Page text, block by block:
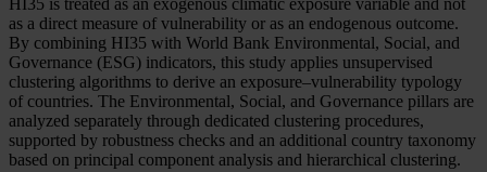
as a direct measure of vulnerability or as an endogenous outcome.
By combining HI35 with World Bank Environmental, Social, and
Governance (ESG) indicators, this study applies unsupervised
clustering algorithms to derive an exposure–vulnerability typology
of countries. The Environmental, Social, and Governance pillars are
analyzed separately through dedicated clustering procedures,
supported by robustness checks and an additional country taxonomy
based on principal component analysis and hierarchical clustering.